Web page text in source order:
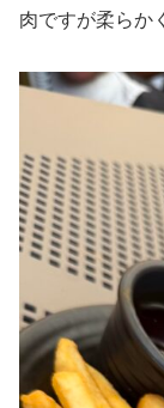
肉ですが柔らか